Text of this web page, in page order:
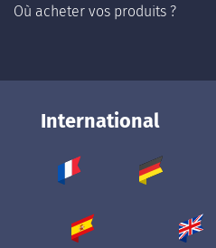
Où acheter vos produits ?
International